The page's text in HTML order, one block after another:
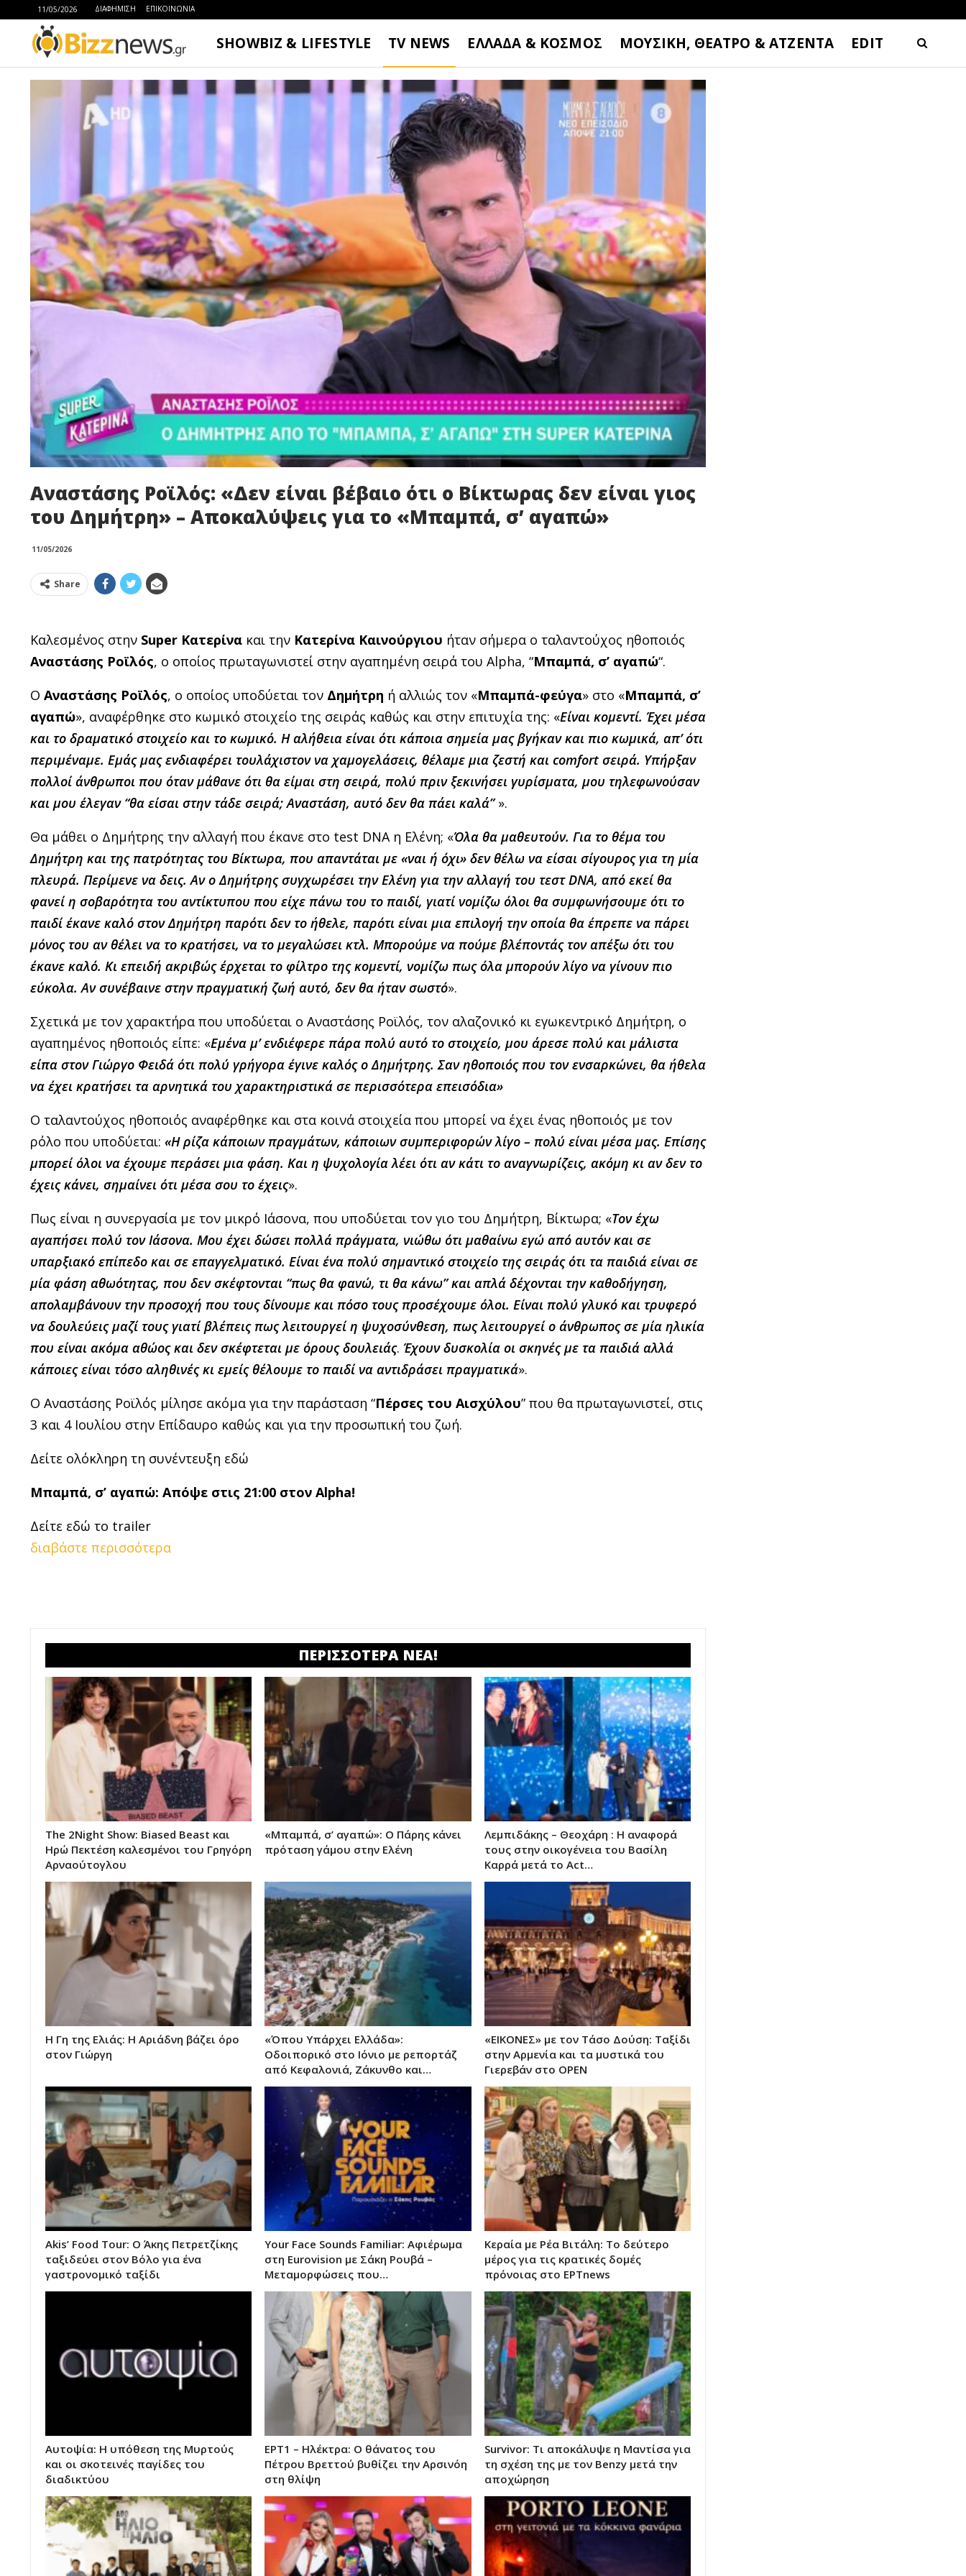
11/05/2026 ΔΙΑΦΗΜΙΣΗ ΕΠΙΚΟΙΝΩΝΙΑ
SHOWBIZ & LIFESTYLE TV NEWS ΕΛΛΑΔΑ & ΚΟΣΜΟΣ ΜΟΥΣΙΚΗ, ΘΕΑΤΡΟ & ΑΤΖΕΝΤΑ EDIT
Αναστάσης Ροϊλός: «Δεν είναι βέβαιο ότι ο Βίκτωρας δεν είναι γιος
του Δημήτρη» – Αποκαλύψεις για το «Μπαμπά, σ’ αγαπώ»
11/05/2026
Share
Καλεσμένος στην Super Κατερίνα και την Κατερίνα Καινούργιου ήταν σήμερα ο ταλαντούχος ηθοποιός
Αναστάσης Ροϊλός, ο οποίος πρωταγωνιστεί στην αγαπημένη σειρά του Alpha, “Μπαμπά, σ’ αγαπώ“.
Ο Αναστάσης Ροϊλός, ο οποίος υποδύεται τον Δημήτρη ή αλλιώς τον «Μπαμπά-φεύγα» στο «Μπαμπά, σ’
αγαπώ», αναφέρθηκε στο κωμικό στοιχείο της σειράς καθώς και στην επιτυχία της: «Είναι κομεντί. Έχει μέσα
και το δραματικό στοιχείο και το κωμικό. Η αλήθεια είναι ότι κάποια σημεία μας βγήκαν και πιο κωμικά, απ’ ότι
περιμέναμε. Εμάς μας ενδιαφέρει τουλάχιστον να χαμογελάσεις, θέλαμε μια ζεστή και comfort σειρά. Υπήρξαν
πολλοί άνθρωποι που όταν μάθανε ότι θα είμαι στη σειρά, πολύ πριν ξεκινήσει γυρίσματα, μου τηλεφωνούσαν
και μου έλεγαν “θα είσαι στην τάδε σειρά; Αναστάση, αυτό δεν θα πάει καλά”».
Θα μάθει ο Δημήτρης την αλλαγή που έκανε στο test DNA η Ελένη; «Όλα θα μαθευτούν. Για το θέμα του
Δημήτρη και της πατρότητας του Βίκτωρα, που απαντάται με «ναι ή όχι» δεν θέλω να είσαι σίγουρος για τη μία
πλευρά. Περίμενε να δεις. Αν ο Δημήτρης συγχωρέσει την Ελένη για την αλλαγή του τεστ DNA, από εκεί θα
φανεί η σοβαρότητα του αντίκτυπου που είχε πάνω του το παιδί, γιατί νομίζω όλοι θα συμφωνήσουμε ότι το
παιδί έκανε καλό στον Δημήτρη παρότι δεν το ήθελε, παρότι είναι μια επιλογή την οποία θα έπρεπε να πάρει
μόνος του αν θέλει να το κρατήσει, να το μεγαλώσει κτλ. Μπορούμε να πούμε βλέποντάς τον απέξω ότι του
έκανε καλό. Κι επειδή ακριβώς έρχεται το φίλτρο της κομεντί, νομίζω πως όλα μπορούν λίγο να γίνουν πιο
εύκολα. Αν συνέβαινε στην πραγματική ζωή αυτό, δεν θα ήταν σωστό».
Σχετικά με τον χαρακτήρα που υποδύεται ο Αναστάσης Ροϊλός, τον αλαζονικό κι εγωκεντρικό Δημήτρη, ο
αγαπημένος ηθοποιός είπε: «Εμένα μ’ ενδιέφερε πάρα πολύ αυτό το στοιχείο, μου άρεσε πολύ και μάλιστα
είπα στον Γιώργο Φειδά ότι πολύ γρήγορα έγινε καλός ο Δημήτρης. Σαν ηθοποιός που τον ενσαρκώνει, θα ήθελα
να έχει κρατήσει τα αρνητικά του χαρακτηριστικά σε περισσότερα επεισόδια»
Ο ταλαντούχος ηθοποιός αναφέρθηκε και στα κοινά στοιχεία που μπορεί να έχει ένας ηθοποιός με τον
ρόλο που υποδύεται: «Hρίζα κάποιων πραγμάτων, κάποιων συμπεριφορών λίγο – πολύ είναι μέσα μας. Επίσης
μπορεί όλοι να έχουμε περάσει μια φάση. Και η ψυχολογία λέει ότι αν κάτι το αναγνωρίζεις, ακόμη κι αν δεν το
έχεις κάνει, σημαίνει ότι μέσα σου το έχεις».
Πως είναι η συνεργασία με τον μικρό Ιάσονα, που υποδύεται τον γιο του Δημήτρη, Βίκτωρα; «Τον έχω
αγαπήσει πολύ τον Ιάσονα. Μου έχει δώσει πολλά πράγματα, νιώθω ότι μαθαίνω εγώ από αυτόν και σε
υπαρξιακό επίπεδο και σε επαγγελματικό. Είναι ένα πολύ σημαντικό στοιχείο της σειράς ότι τα παιδιά είναι σε
μία φάση αθωότητας, που δεν σκέφτονται “πως θα φανώ, τι θα κάνω” και απλά δέχονται την καθοδήγηση,
απολαμβάνουν την προσοχή που τους δίνουμε και πόσο τους προσέχουμε όλοι. Είναι πολύ γλυκό και τρυφερό
να δουλεύεις μαζί τους γιατί βλέπεις πως λειτουργεί η ψυχοσύνθεση, πως λειτουργεί ο άνθρωπος σε μία ηλικία
που είναι ακόμα αθώος και δεν σκέφτεται με όρους δουλειάς. Έχουν δυσκολία οι σκηνές με τα παιδιά αλλά
κάποιες είναι τόσο αληθινές κι εμείς θέλουμε το παιδί να αντιδράσει πραγματικά».
Ο Αναστάσης Ροϊλός μίλησε ακόμα για την παράσταση “Πέρσες του Αισχύλου” που θα πρωταγωνιστεί, στις
3 και 4 Ιουλίου στην Επίδαυρο καθώς και για την προσωπική του ζωή.
Δείτε ολόκληρη τη συνέντευξη εδώ
Μπαμπά, σ’ αγαπώ: Απόψε στις 21:00 στον Alpha!
Δείτε εδώ το trailer
διαβάστε περισσότερα
ΠΕΡΙΣΣΟΤΕΡΑ ΝΕΑ!
The 2Night Show: Biased Beast και
Ηρώ Πεκτέση καλεσμένοι του Γρηγόρη
Αρναούτογλου
«Μπαμπά, σ’ αγαπώ»: Ο Πάρης κάνει
πρόταση γάμου στην Ελένη
Λεμπιδάκης – Θεοχάρη : Η αναφορά
τους στην οικογένεια του Βασίλη
Καρρά μετά το Act…
Η Γη της Ελιάς: Η Αριάδνη βάζει όρο
στον Γιώργη
«Όπου Υπάρχει Ελλάδα»:
Οδοιπορικό στο Ιόνιο με ρεπορτάζ
από Κεφαλονιά, Ζάκυνθο και…
«ΕΙΚΟΝΕΣ» με τον Τάσο Δούση: Ταξίδι
στην Αρμενία και τα μυστικά του
Γιερεβάν στο OPEN
Akis’ Food Tour: Ο Άκης Πετρετζίκης
ταξιδεύει στον Βόλο για ένα
γαστρονομικό ταξίδι
Your Face Sounds Familiar: Αφιέρωμα
στη Eurovision με Σάκη Ρουβά –
Μεταμορφώσεις που…
Κεραία με Ρέα Βιτάλη: Το δεύτερο
μέρος για τις κρατικές δομές
πρόνοιας στο ΕΡΤnews
Αυτοψία: Η υπόθεση της Μυρτούς
και οι σκοτεινές παγίδες του
διαδικτύου
ΕΡΤ1 – Ηλέκτρα: Ο θάνατος του
Πέτρου Βρεττού βυθίζει την Αρσινόη
στη θλίψη
Survivor: Τι αποκάλυψε η Μαντίσα για
τη σχέση της με τον Benzy μετά την
αποχώρηση